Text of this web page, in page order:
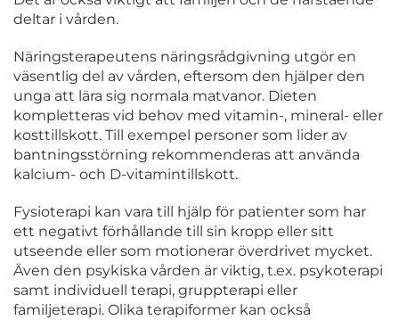
deltar i vården.
Näringsterapeutens näringsrådgivning utgör en
väsentlig del av vården, eftersom den hjälper den
unga att lära sig normala matvanor. Dieten
kompletteras vid behov med vitamin-, mineral- eller
kosttillskott. Till exempel personer som lider av
bantningsstörning rekommenderas att använda
kalcium- och D-vitamintillskott.
Fysioterapi kan vara till hjälp för patienter som har
ett negativt förhållande till sin kropp eller sitt
utseende eller som motionerar överdrivet mycket.
Även den psykiska vården är viktig, t.ex. psykoterapi
samt individuell terapi, gruppterapi eller
familjeterapi. Olika terapiformer kan också